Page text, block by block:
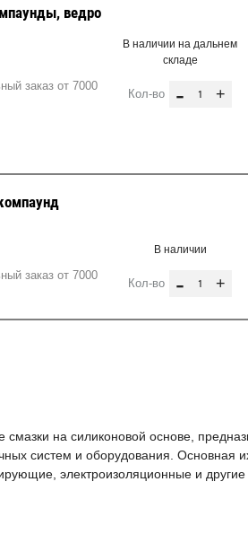
ведро
заказ от 7000
В наличии на дальнем
складе
Кол-во - +
заказ от 7000
В наличии
Кол-во - +
на силиконовой основе,
систем и оборудования. Основная
электроизоляционные и другие